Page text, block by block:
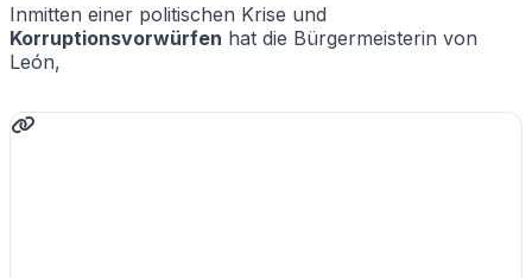
Inmitten einer politischen Krise und
Korruptionsvorwürfen hat die Bürgermeisterin von
León,